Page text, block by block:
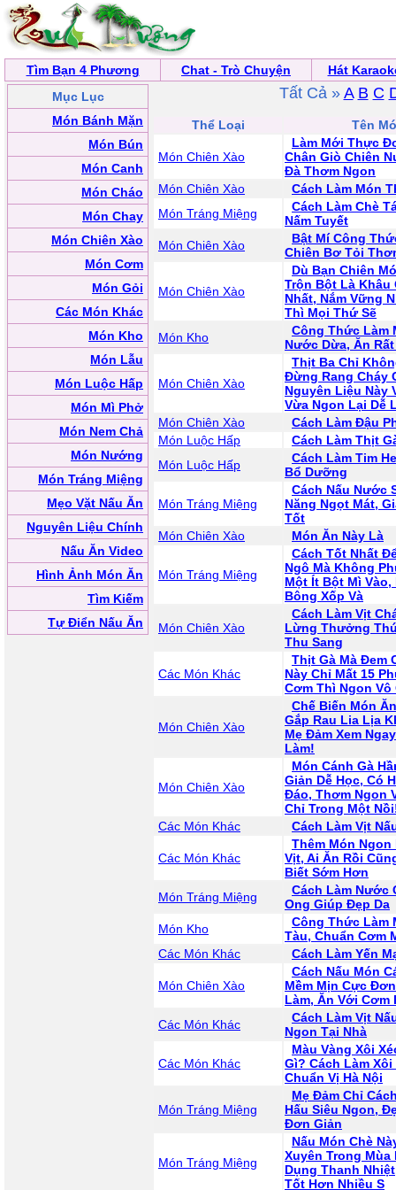
Tìm Bạn 4 Phương Chat - Trò Chuyện
Hát
Mục Lục
Món Bánh Mặn
Món Bún
Món Canh
Món Cháo
Món Chay
Món Chiên Xào
Món Cơm
Món Gỏi
Các Món Khác
Món Kho
Món Lẫu
Món Luộc Hấp
Món Mì Phở
Món Nem Chả
Món Nướng
Món Tráng Miệng
Mẹo Vặt Nấu Ăn
Nguyên Liệu Chính
Nấu Ăn Video
Hình Ảnh Món Ăn
Tìm Kiếm
Tự Điển Nấu Ăn
Tất Cả » A B C
Thể Loại Tên
Món Chiên Xào
Làm Mới Thực
Chân Giò Chiên
Đà Thơm Ngon
Món Chiên Xào
Cách Làm Món
Món Tráng Miệng
Cách Làm Chè
Nấm Tuyết
Món Chiên Xào
Bật Mí Công
Chiên Bơ Tỏi
Món Chiên Xào
Dù Bạn Chiên
Trộn Bột Là Khâu
Nhất, Nắm Vững
Thì Mọi Thứ Sẽ
Món Kho
Công Thức Làm
Nước Dừa, Ăn
Món Chiên Xào
Thịt Ba Chỉ
Đừng Rang Cháy
Nguyên Liệu Này
Vừa Ngon Lại Dễ
Món Chiên Xào
Cách Làm Đậu
Món Luộc Hấp
Cách Làm Thịt
Món Luộc Hấp
Cách Làm Tim
Bổ Dưỡng
Món Tráng Miệng
Cách Nấu Nước
Năng Ngọt Mát,
Tốt
Món Chiên Xào
Món Ăn Này Là
Món Tráng Miệng
Cách Tốt Nhất
Ngô Mà Không
Một Ít Bột Mì Vào,
Bông Xốp Và
Món Chiên Xào
Cách Làm Vịt
Lừng Thưởng
Thu Sang
Các Món Khác
Thịt Gà Mà Đem
Này Chỉ Mất 15
Cơm Thì Ngon Vô
Món Chiên Xào
Chế Biến Món
Gắp Rau Lia Lịa
Mẹ Đảm Xem
Làm!
Món Chiên Xào
Món Cánh Gà
Giản Dễ Học, Có
Đáo, Thơm Ngon
Chỉ Trong Một
Các Món Khác
Cách Làm Vịt
Các Món Khác
Thêm Món
Vịt, Ai Ăn Rồi
Biết Sớm Hơn
Món Tráng Miệng
Cách Làm Nước
Ong Giúp Đẹp Da
Món Kho
Công Thức Làm
Tàu, Chuẩn Cơm
Các Món Khác
Cách Làm Yến
Món Chiên Xào
Cách Nấu Món
Mềm Mịn Cực
Làm, Ăn Với Cơm
Các Món Khác
Cách Làm Vịt
Ngon Tại Nhà
Các Món Khác
Màu Vàng Xôi
Gì? Cách Làm
Chuẩn Vị Hà Nội
Món Tráng Miệng
Mẹ Đảm Chỉ
Hấu Siêu Ngon,
Đơn Giản
Món Tráng Miệng
Nấu Món Chè
Xuyên Trong Mùa
Dụng Thanh
Tốt Hơn Nhiều S